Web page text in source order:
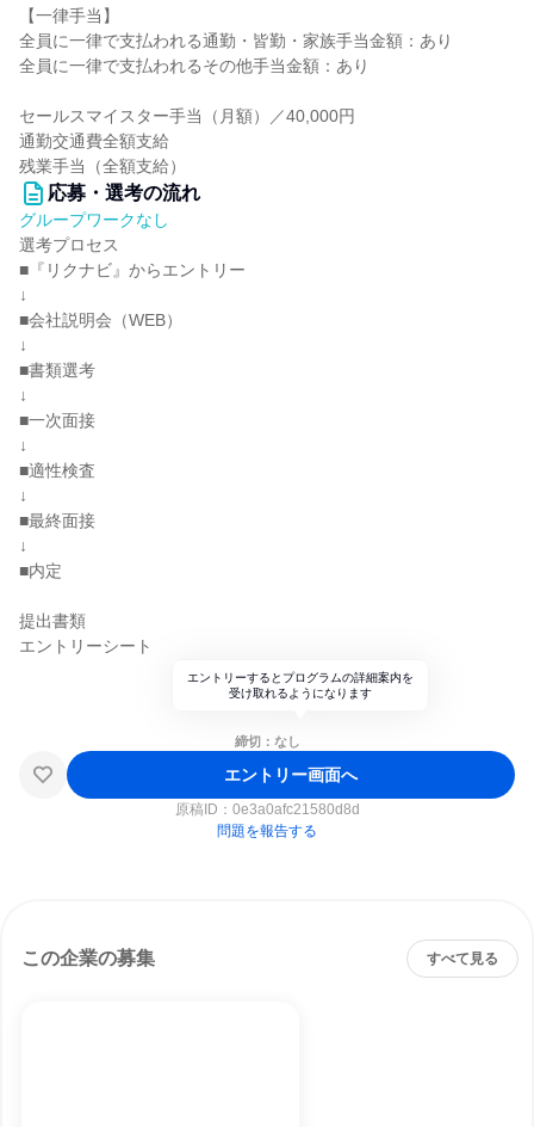
【一律手当】
全員に一律で支払われる通勤・皆勤・家族手当金額：あり
全員に一律で支払われるその他手当金額：あり
セールスマイスター手当（月額）／40,000円
通勤交通費全額支給
残業手当（全額支給）
応募・選考の流れ
グループワークなし
選考プロセス
■『リクナビ』からエントリー
↓
■会社説明会（WEB）
↓
■書類選考
↓
■一次面接
↓
■適性検査
↓
■最終面接
↓
■内定
提出書類
エントリーシート
エントリーするとプログラムの詳細案内を
受け取れるようになります
締切：なし
エントリー画面へ
原稿ID： 0e3a0afc21580d8d
問題を報告する
この企業の募集 すべて見る